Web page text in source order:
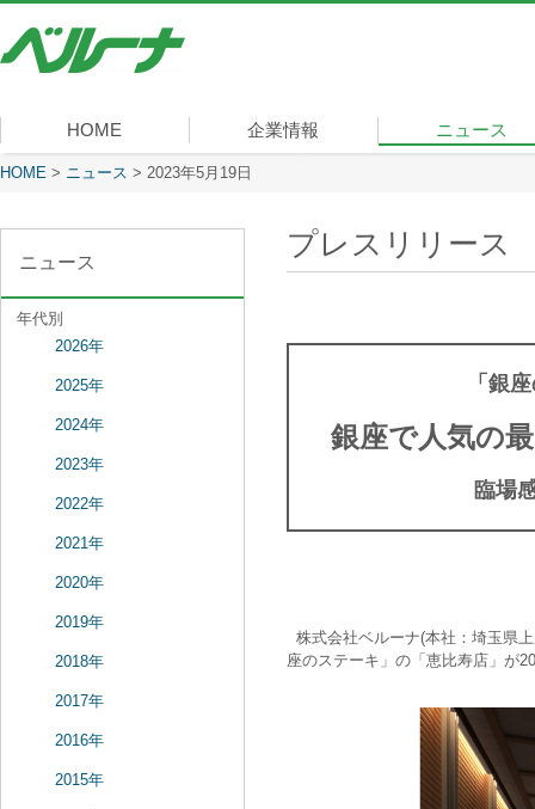
式
ベ
ル
ー
HOME 企業情報
社長メッセージ
会社概要
経営理念
沿革
組織図
事業内容
役員一覧
所在地
ニュース
現在表示しているページ
HOME > ニュース > 2023年5月19日
プレスリリース
「銀
銀座で人気の
臨場
株式会社ベルーナ(本社：埼玉県
座のステーキ」の「恵比寿店」が
ニュース
年代別
2026年
2025年
2024年
2023年
2022年
2021年
2020年
2019年
2018年
2017年
2016年
2015年